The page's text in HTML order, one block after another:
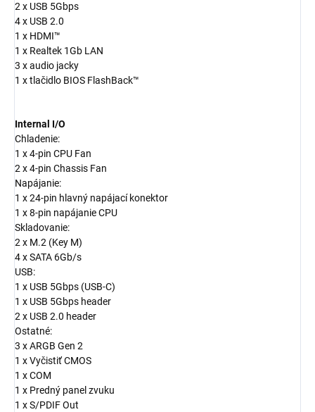
2 x USB 5Gbps
4 x USB 2.0
1 x HDMI™
1 x Realtek 1Gb LAN
3 x audio jacky
1 x tlačidlo BIOS FlashBack™
Internal I/O
Chladenie:
1 x 4-pin CPU Fan
2 x 4-pin Chassis Fan
Napájanie:
1 x 24-pin hlavný napájací konektor
1 x 8-pin napájanie CPU
Skladovanie:
2 x M.2 (Key M)
4 x SATA 6Gb/s
USB:
1 x USB 5Gbps (USB-C)
1 x USB 5Gbps header
2 x USB 2.0 header
Ostatné:
3 x ARGB Gen 2
1 x Vyčistiť CMOS
1 x COM
1 x Predný panel zvuku
1 x S/PDIF Out